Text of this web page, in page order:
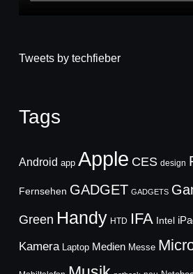
Tweets by techfieber
Tags
Android app Apple CES design
Fernsehen GADGET GADGETS
Green Handy HTD IFA Intel
Kamera Laptop Medien Messe